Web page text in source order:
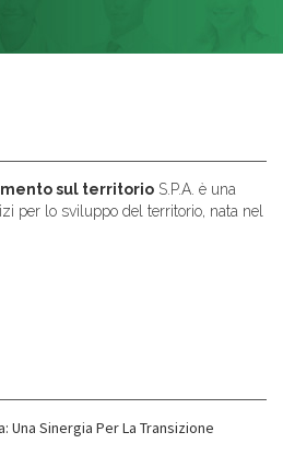
sul territorio S.P.A. è una
per lo sviluppo del territorio, nata nel
Una Sinergia Per La Transizione